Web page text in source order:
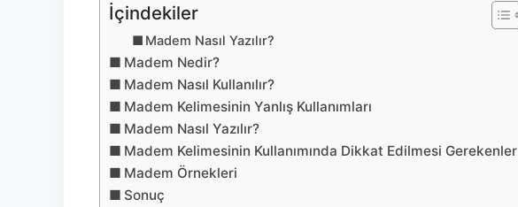
İçindekiler
Madem Nasıl Yazılır?
Madem Nedir?
Madem Nasıl Kullanılır?
Madem Kelimesinin Yanlış Kullanımları
Madem Nasıl Yazılır?
Madem Kelimesinin Kullanımında Dikkat Edilmesi Gerekenler
Madem Örnekleri
Sonuç